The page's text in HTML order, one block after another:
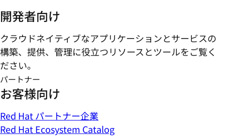
開発者向け
クラウドネイティブなアプリケーションとサービスの
構築、提供、管理に役立つリソースとツールをご覧く
ださい。
パートナー
お客様向け
Red Hat パートナー企業
Red Hat Ecosystem Catalog